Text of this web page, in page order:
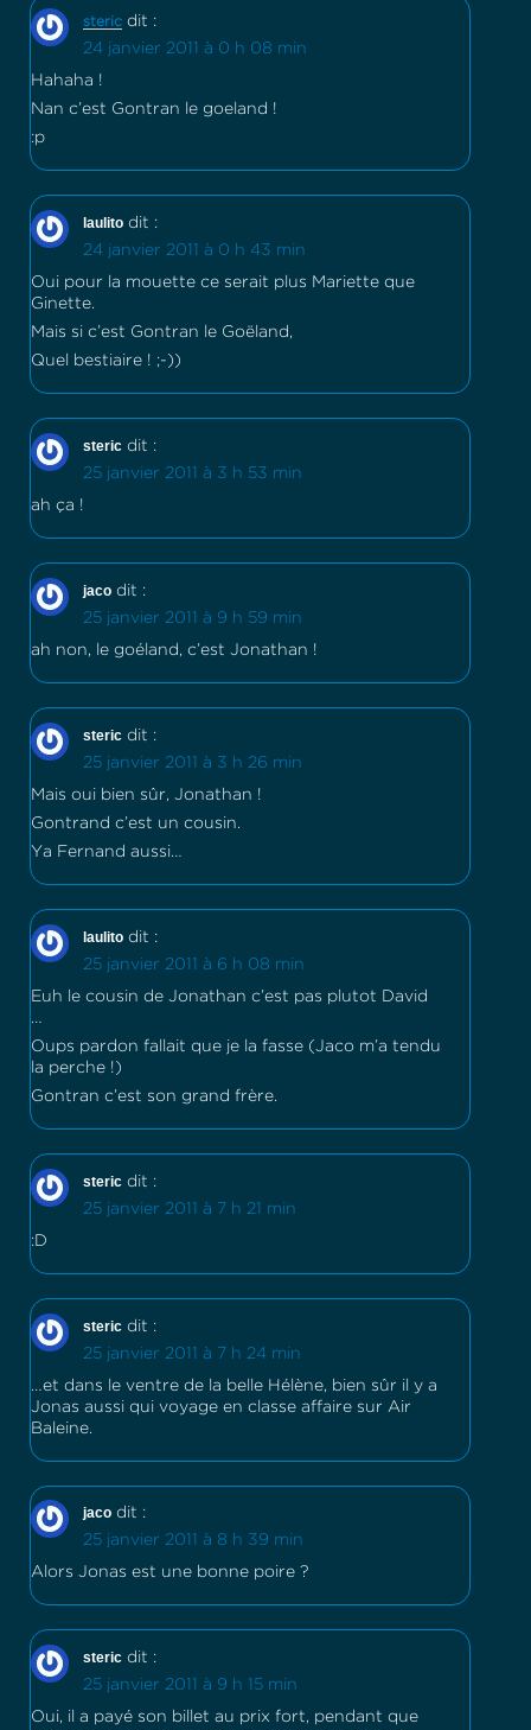
steric dit :
24 janvier 2011 à 0 h 08 min
Hahaha !
Nan c’est Gontran le goeland !
:p
laulito dit :
24 janvier 2011 à 0 h 43 min
Oui pour la mouette ce serait plus Mariette que
Ginette.
Mais si c’est Gontran le Goëland,
Quel bestiaire ! ;-))
steric dit :
25 janvier 2011 à 3 h 53 min
ah ça !
jaco dit :
25 janvier 2011 à 9 h 59 min
ah non, le goéland, c’est Jonathan !
steric dit :
25 janvier 2011 à 3 h 26 min
Mais oui bien sûr, Jonathan !
Gontrand c’est un cousin.
Ya Fernand aussi…
laulito dit :
25 janvier 2011 à 6 h 08 min
Euh le cousin de Jonathan c’est pas plutot David
…
Oups pardon fallait que je la fasse (Jaco m’a tendu
la perche !)
Gontran c’est son grand frère.
steric dit :
25 janvier 2011 à 7 h 21 min
:D
steric dit :
25 janvier 2011 à 7 h 24 min
…et dans le ventre de la belle Hélène, bien sûr il y a
Jonas aussi qui voyage en classe affaire sur Air
Baleine.
jaco dit :
25 janvier 2011 à 8 h 39 min
Alors Jonas est une bonne poire ?
steric dit :
25 janvier 2011 à 9 h 15 min
Oui, il a payé son billet au prix fort, pendant que